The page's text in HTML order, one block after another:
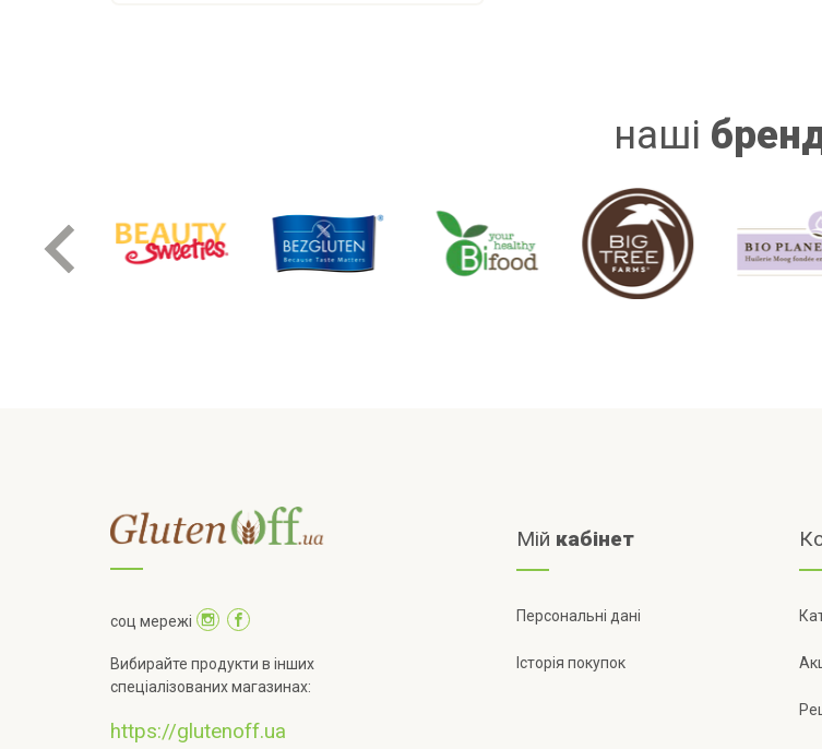
наші
соц мережі
Вибирайте продукти в інших
спеціалізованих магазинах:
https://glutenoff.ua
Мій кабінет
Персональні дані
Історія покупок